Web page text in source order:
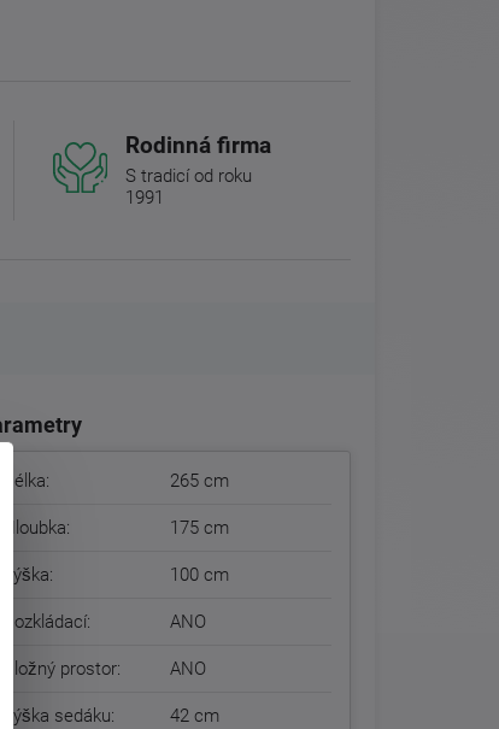
Rodinná firma
S tradicí od roku
1991
Délka: 265 cm
Hloubka: 175 cm
Výška: 100 cm
Rozkládací: ANO
Úložný prostor: ANO
Výška sedáku: 42 cm